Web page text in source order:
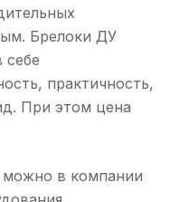
Брелоки ДУ
себе
практичность,
При этом цена
можно в компании